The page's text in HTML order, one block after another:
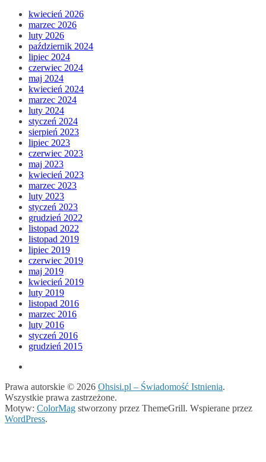
kwiecień 2026
marzec 2026
luty 2026
październik 2024
lipiec 2024
czerwiec 2024
maj 2024
kwiecień 2024
marzec 2024
luty 2024
styczeń 2024
sierpień 2023
lipiec 2023
czerwiec 2023
maj 2023
kwiecień 2023
marzec 2023
luty 2023
styczeń 2023
grudzień 2022
listopad 2022
listopad 2019
lipiec 2019
czerwiec 2019
maj 2019
kwiecień 2019
luty 2019
listopad 2016
marzec 2016
luty 2016
styczeń 2016
grudzień 2015
Prawa autorskie © 2026 Ohsisi.pl – Świadomość Istnienia.
Wszystkie prawa zastrzeżone.
Motyw: ColorMag stworzony przez ThemeGrill. Wspierane przez
WordPress.